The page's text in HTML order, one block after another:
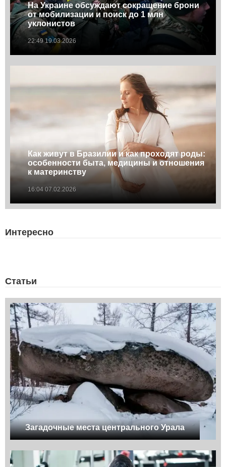
На Украине обсуждают сокращение брони
от мобилизации и поиск до 1 млн
уклонистов
22:49 19.03.2026
Как живут в Бразилии и как проходят роды:
особенности быта, медицины и отношения
к материнству
16:04 07.02.2026
Интересно
Статьи
Загадочные места центрального Урала